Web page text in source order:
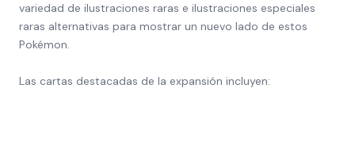
variedad de ilustraciones raras e ilustraciones especiales
raras alternativas para mostrar un nuevo lado de estos
Pokémon.
Las cartas destacadas de la expansión incluyen: